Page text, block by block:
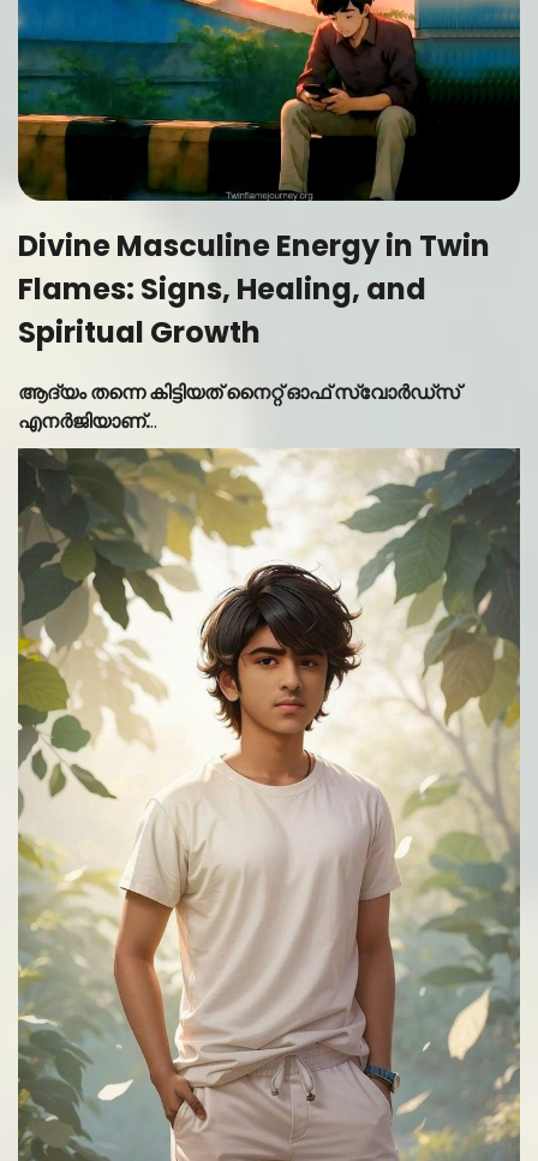
Divine Masculine Energy in Twin
Flames: Signs, Healing, and
Spiritual Growth
ആദ്യം തന്നെ കിട്ടിയത് നൈറ്റ് ഓഫ് സ്വോർഡ്സ്
എനർജിയാണ്...